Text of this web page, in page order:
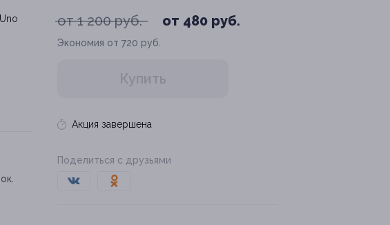
от 1 200 руб. от 480 руб.
Экономия от 720 руб.
Купить
Акция завершена
Поделиться с друзьями